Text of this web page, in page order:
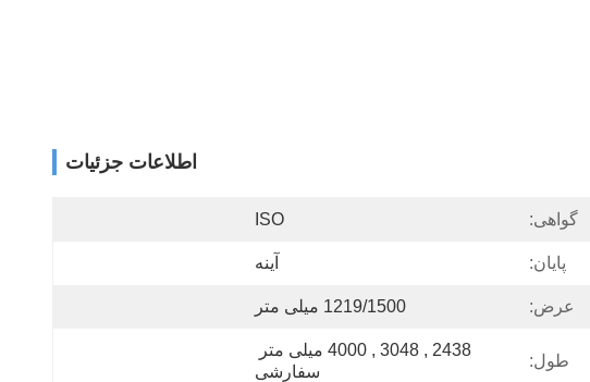
اطلاعات جزئیات
گواهی: ISO
پایان: آینه
عرض: 1219/1500 میلی متر
طول:
سفارشی